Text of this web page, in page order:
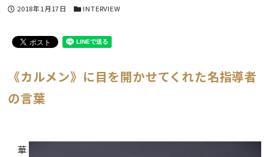
投稿日
2018年1月17日 カテゴリー
INTERVIEW
《カルメン》に目を開かせてくれた名指導者
の言葉
華